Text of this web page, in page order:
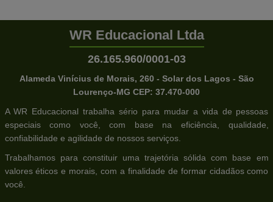
WR Educacional Ltda
26.165.960/0001-03
Alameda Vinícius de Morais, 260 - Solar dos Lagos - São
Lourenço-MG CEP: 37.470-000
A WR Educacional trabalha sério para mudar a vida de pessoas
especiais como você, com base na eficiência, qualidade,
confiabilidade e agilidade de nossos serviços.
Trabalhamos para constituir uma trajetória sólida com base em
valores éticos e morais, com a finalidade de formar cidadãos como
você.